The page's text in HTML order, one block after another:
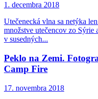
1. decembra 2018
Utečenecká vlna sa netýka
množstve utečencov zo
v susedných...
Peklo na Zemi.
Camp Fire
17. novembra 2018